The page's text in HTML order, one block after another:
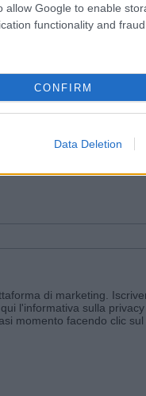
allow Google to enable
functionality and
CONFIRM
Data Deletion
Invia un
e ricevi le nostre email
di marketing.
l'informativa sulla
momento facendo clic